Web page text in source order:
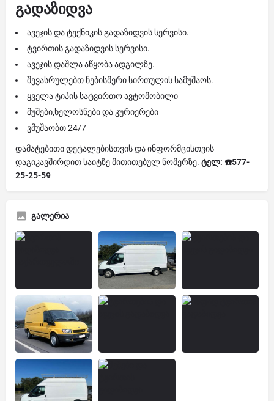
გადაზიდვა
ავეჯის და ტექნიკის გადაზიდვის სერვისი.
ტვირთის გადაზიდვის სერვისი.
ავეჯის დაშლა აწყობა ადგილზე.
შევასრულებთ ნებისმერი სირთულის სამუშაოს.
ყველა ტიპის სატვირთო ავტომობილი
მუშები,ხელოსნები და კურიერები
ვმუშაობთ 24/7
დამატებითი დეტალებისთვის და ინფორმცისთვის
დაგიკავშირდით საიტზე მითითებულ ნომერზე. ტელ: ☎️577-
25-25-59
გალერია